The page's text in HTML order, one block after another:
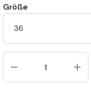
Größe
36